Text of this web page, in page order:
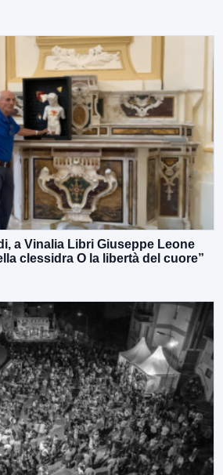
a Vinalia Libri Giuseppe Leone
clessidra O la libertà del cuore”